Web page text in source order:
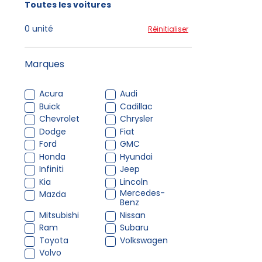
Toutes les voitures
0 unité Réinitialiser
Marques
Acura
Audi
Buick
Cadillac
Chevrolet
Chrysler
Dodge
Fiat
Ford
GMC
Honda
Hyundai
Infiniti
Jeep
Kia
Lincoln
Mazda
Mercedes-
Benz
Mitsubishi
Nissan
Ram
Subaru
Toyota
Volkswagen
Volvo